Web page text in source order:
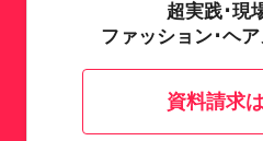
超実践･現
ファッション･ヘ
資料請求